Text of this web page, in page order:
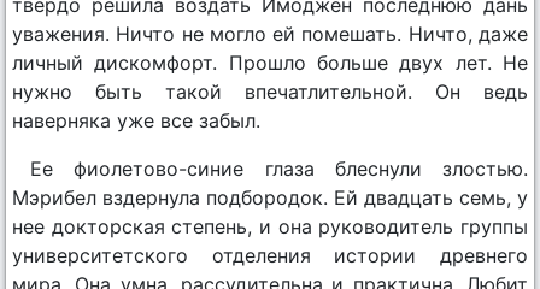
уважения. Ничто не могло ей помешать. Ничто, даже
личный дискомфорт. Прошло больше двух лет. Не
нужно быть такой впечатлительной. Он ведь
наверняка уже все забыл.
Ее фиолетово-синие глаза блеснули злостью.
Мэрибел вздернула подбородок. Ей двадцать семь, у
нее докторская степень, и она руководитель группы
университетского отделения истории древнего
мира. Она умна, рассудительна и практична. Любит